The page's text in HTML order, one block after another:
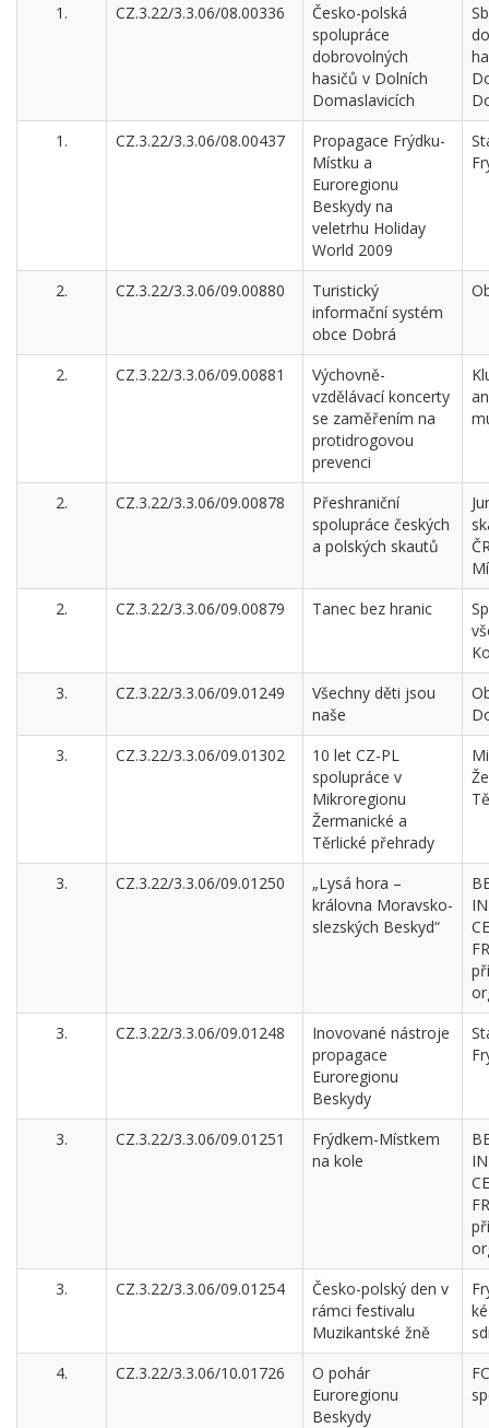
1.
CZ.3.22/3.3.06/08.00336
Česko-polská
spolupráce
dobrovolných
hasičů v Dolních
Domaslavicích
1.
CZ.3.22/3.3.06/08.00437
Propagace Frýdku-
Místku a
Euroregionu
Beskydy na
veletrhu Holiday
World 2009
2. CZ.3.22/3.3.06/09.00880
Turistický
informační systém
obce Dobrá
2. CZ.3.22/3.3.06/09.00881
Výchovně-
vzdělávací koncerty
se zaměřením na
protidrogovou
prevenci
2. CZ.3.22/3.3.06/09.00878
Přeshraniční
spolupráce českých
a polských skautů
2.
CZ.3.22/3.3.06/09.00879 Tanec bez hranic
3.
CZ.3.22/3.3.06/09.01249
Všechny děti jsou
naše
3.
CZ.3.22/3.3.06/09.01302
10 let CZ-PL
spolupráce v
Mikroregionu
Žermanické a
Těrlické přehrady
3. CZ.3.22/3.3.06/09.01250
„Lysá hora –
královna Moravsko-
slezských Beskyd“
3.
CZ.3.22/3.3.06/09.01248
Inovované nástroje
propagace
Euroregionu
Beskydy
3. CZ.3.22/3.3.06/09.01251
Frýdkem-Místkem
na kole
3.
CZ.3.22/3.3.06/09.01254
Česko-polský den v
rámci festivalu
Muzikantské žně
4.
CZ.3.22/3.3.06/10.01726
O pohár
Euroregionu
Beskydy